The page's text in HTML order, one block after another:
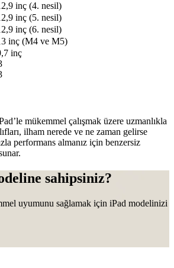
inç (4. nesil)
inç (5. nesil)
inç (6. nesil)
inç (M4 ve M5)
inç
mükemmel çalışmak üzere uzmanlıkla
ilham nerede ve ne zaman gelirse
performans almanız için benzersiz
sahipsiniz?
uyumunu sağlamak için iPad modelinizi